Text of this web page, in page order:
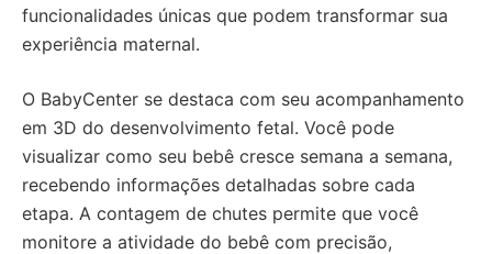
funcionalidades únicas que podem transformar sua
experiência maternal.
O BabyCenter se destaca com seu acompanhamento
em 3D do desenvolvimento fetal. Você pode
visualizar como seu bebê cresce semana a semana,
recebendo informações detalhadas sobre cada
etapa. A contagem de chutes permite que você
monitore a atividade do bebê com precisão,